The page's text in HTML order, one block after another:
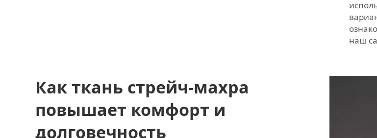
наш
Как ткань стрейч-махра
повышает комфорт и
долговечность